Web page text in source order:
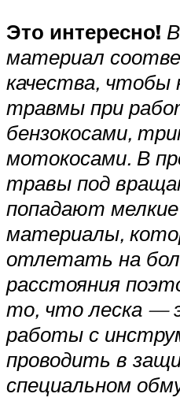
Это интересно!
материал
качества, чтобы
травмы при
бензокосами,
мотокосами. В
травы под
попадают
материалы,
отлетать на
расстояния
то, что леска —
работы с
проводить в
специальном